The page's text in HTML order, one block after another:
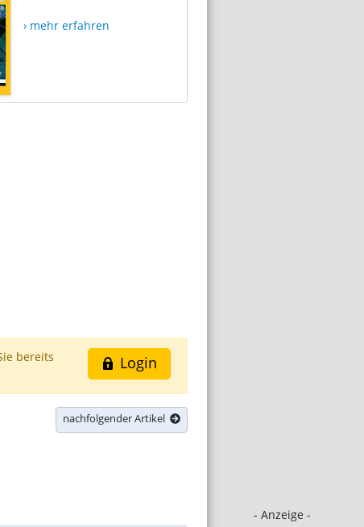
- Anzeige -
› mehr erfahren
Login
bereits
nachfolgender Artikel